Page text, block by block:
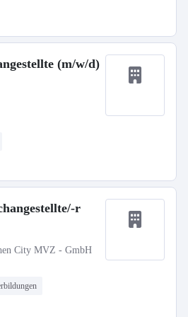
(m/w/d)
r
City MVZ - GmbH